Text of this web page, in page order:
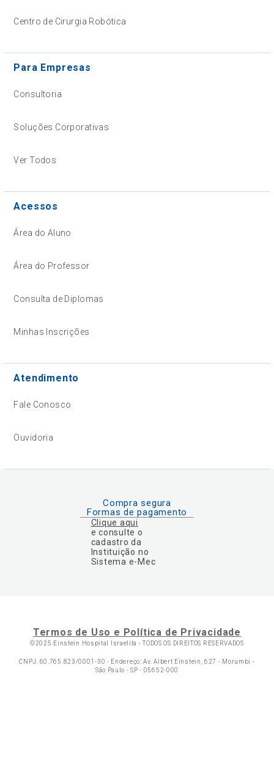
Centro de Cirurgia Robótica
Para Empresas
Consultoria
Soluções Corporativas
Ver Todos
Acessos
Área do Aluno
Área do Professor
Consulta de Diplomas
Minhas Inscrições
Atendimento
Fale Conosco
Ouvidoria
Compra segura
Formas de pagamento
Clique aqui
e consulte o
cadastro da
Instituição no
Sistema e-Mec
Termos de Uso e Política de Privacidade
©2025 Einstein Hospital Israelita -TODOS OS DIREITOS RESERVADOS
CNPJ: 60.765.823/0001-30 - Endereço: Av. Albert Einstein, 627 - Morumbi -
São Paulo - SP - 05652-000